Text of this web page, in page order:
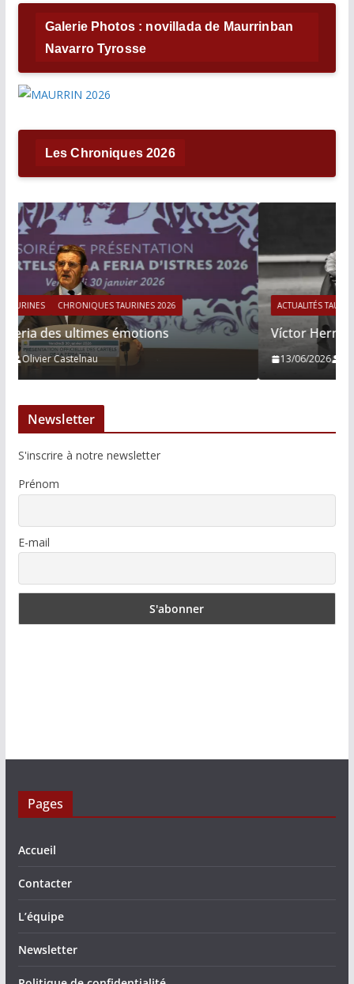
Galerie Photos : novillada de Maurrinban
Navarro Tyrosse
Les Chroniques 2026
ACTUALITÉS TAURINES CHRONIQUES TAURINES 2026
Víctor Hernández : le courage immobile
13/06/2026
Newsletter
S'inscrire à notre newsletter
Prénom
E-mail
Pages
Accueil
Contacter
L’équipe
Newsletter